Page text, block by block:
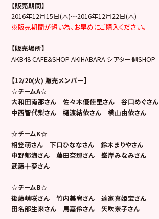
【販売期間】
2016年12月15日(木)～2016年12月22日(木)
※販売期間が短い為、お早めにご購入ください。
【販売場所】
AKB48 CAFE&SHOP AKIHABARA シアター側SHOP
【12/20(火) 販売メンバー】
☆チームA☆
大和田南那さん 佐々木優佳里さん 谷口めぐさん
中西智代梨さん 樋渡結依さん横山由依さん
☆チームK☆
相笠萌さん 下口ひななさん 鈴木まりやさん
中野郁海さん 藤田奈那さん 峯岸みなみさん
武藤十夢さん
☆チームB☆
後藤萌咲さん 竹内美宥さん 達家真姫宝さん
田名部生来さん 馬嘉伶さん 矢吹奈子さん